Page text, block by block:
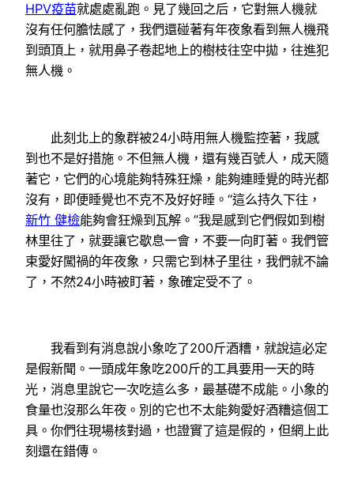
HPV疫苗就處處亂跑。見了幾回之后，它對無人機就
沒有任何膽怯感了，我們還碰著有年夜象看到無人機飛
到頭頂上，就用鼻子卷起地上的樹枝往空中拋，往進犯
無人機。
此刻北上的象群被24小時用無人機監控著，我感
到也不是好措施。不但無人機，還有幾百號人，成天隨
著它，它們的心境能夠特殊狂燥，能夠連睡覺的時光都
沒有，即便睡覺也不克不及好好睡。“這么持久下往，
新竹 健檢能夠會狂燥到瓦解。”我是感到它們假如到樹
林里往了，就要讓它歇息一會，不要一向盯著。我們管
束愛好闖禍的年夜象，只需它到林子里往，我們就不論
了，不然24小時被盯著，象確定受不了。
我看到有消息說小象吃了200斤酒糟，就說這必定
是假新聞。一頭成年象吃200斤的工具要用一天的時
光，消息里說它一次吃這么多，最基礎不成能。小象的
食量也沒那么年夜。別的它也不太能夠愛好酒糟這個工
具。你們往現場核對過，也證實了這是假的，但網上此
刻還在錯傳。